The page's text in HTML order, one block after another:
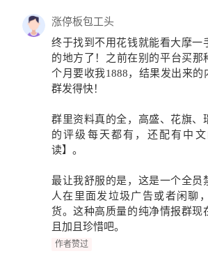
涨停板包工头
终于找到不用花钱就能看大摩一
的地方了！之前在别的平台买那
个月要收我1888，结果发出来的
群发得快！
群里资料真的全，高盛、花旗、
的评级每天都有，还配有中文
读】 。
最让我舒服的是，这是一个全员
人在里面发垃圾广告或者闲聊
货。这种高质量的纯净情报群现
且加且珍惜吧。
作者赞过